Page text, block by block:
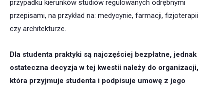
przypadku kierunków studiów regulowanych odrębnymi
przepisami, na przykład na: medycynie, farmacji, fizjoterapii
czy architekturze.
Dla studenta praktyki są najczęściej bezpłatne, jednak
ostateczna decyzja w tej kwestii należy do organizacji,
która przyjmuje studenta i podpisuje umowę z jego